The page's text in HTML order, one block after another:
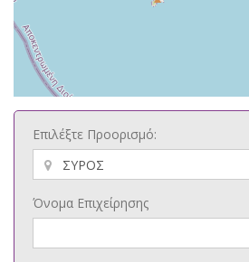
Επιλέξτε Προορισμό:
Όνομα Επιχείρησης